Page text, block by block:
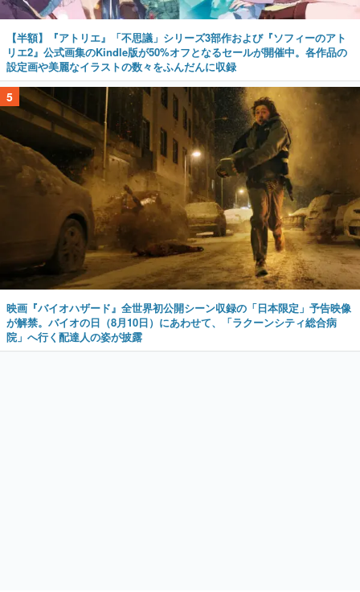
【半額】『アトリエ』「不思議」シリーズ3部作および『ソフィーのアト
リエ2』公式画集のKindle版が50%オフとなるセールが開催中。各作品の
設定画や美麗なイラストの数々をふんだんに収録
5
映画『バイオハザード』全世界初公開シーン収録の「日本限定」予告映像
が解禁。バイオの日（8月10日）にあわせて、「ラクーンシティ総合病
院」へ行く配達人の姿が披露